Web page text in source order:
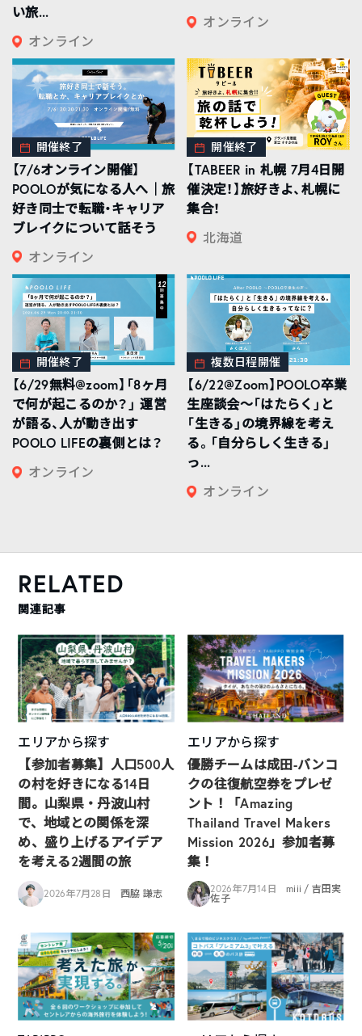
い旅...
オンライン
オンライン
開催終了
【7/6オンライン開催】
POOLOが気になる人へ｜旅
好き同士で転職・キャリア
ブレイクについて話そう
オンライン
開催終了
【TABEER in 札幌 7月4日開
催決定！】旅好きよ、札幌に
集合！
北海道
開催終了
【6/29無料@zoom】「8ヶ月
で何が起こるのか？」 運営
が語る、人が動き出す
POOLO LIFEの裏側とは？
オンライン
複数日程開催
【6/22@Zoom】POOLO卒業
生座談会〜「はたらく」と
「生きる」の境界線を考え
る。「自分らしく生きる」
っ...
オンライン
RELATED
関連記事
エリアから探す
【参加者募集】人口500人
の村を好きになる14日
間。山梨県・丹波山村
で、地域との関係を深
め、盛り上げるアイデア
を考える2週間の旅
2026年7月28日 西脇 謙志
エリアから探す
優勝チームは成田-バンコ
クの往復航空券をプレゼ
ント！「Amazing
Thailand Travel Makers
Mission 2026」参加者募
集！
2026年7月14日
miii / 吉田実
佐子